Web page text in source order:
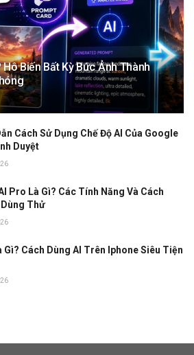
Biến Bất Kỳ Bức Ảnh Thành
Cách Sử Dụng Chế Độ AI Của Google
Duyệt
Pro Là Gì? Các Tính Năng Và Cách
Thử
Gì? Cách Dùng AI Trên Iphone Siêu Tiện